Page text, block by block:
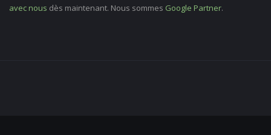
avec nous dès maintenant. Nous sommes Google Partner.